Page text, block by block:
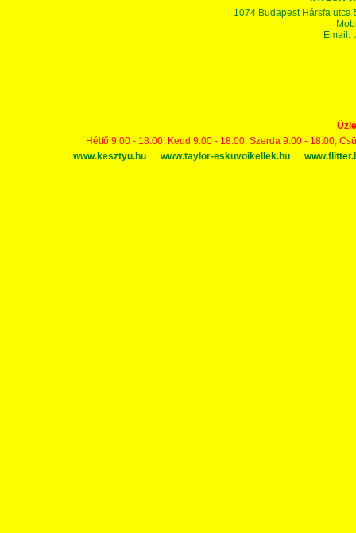
1074 Budapest Hársfa utca
Email:
Hétfő 9:00 - 18:00, Kedd 9:00 - 18:00, Szerda 9:00 - 18:00,
www.kesztyu.hu
www.taylor-eskuvoikellek.hu